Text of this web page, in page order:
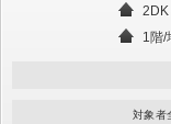
2DK
1階/
対象者